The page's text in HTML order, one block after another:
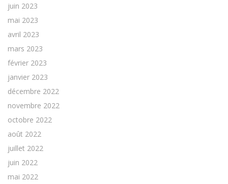
juin 2023
mai 2023
avril 2023
mars 2023
février 2023
janvier 2023
décembre 2022
novembre 2022
octobre 2022
août 2022
juillet 2022
juin 2022
mai 2022